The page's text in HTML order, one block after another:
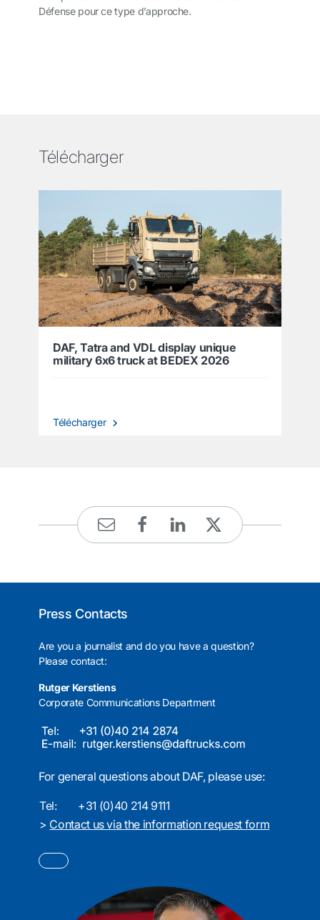
Défense pour ce type d’approche.
Télécharger
DAF, Tatra and VDL display unique
military 6x6 truck at BEDEX 2026
Télécharger
Press Contacts
Are you a journalist and do you have a question?
Please contact:
Rutger Kerstiens
Corporate Communications Department
For general questions about DAF, please use:
Tel:
+31 (0)40 214 9111
> Contact us via the information request form